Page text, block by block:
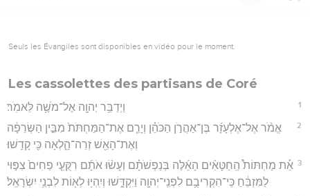
Seuls les Évangiles sont disponibles en vidéo pour le moment.
Les cassolettes des partisans de Coré
1 וַיְדַבֵּ֥ר יְהוָ֖ה אֶל־מֹשֶׁ֥ה לֵּאמֹֽר׃
2
אֱמֹ֨ר אֶל־אֶלְעָזָ֜ר בֶּן־אַהֲרֹ֣ן הַכֹּהֵ֗ן וְיָרֵ֤ם אֶת־הַמַּחְתֹּת֙ מִבֵּ֣ין הַשְּׂרֵפָ֔ה
וְאֶת־הָאֵ֖שׁ זְרֵה־הָ֑לְאָה כִּ֖י קָדֵֽשׁוּ׃
3 אֵ֡ת מַחְתּוֹת֩ הַֽחַטָּאִ֨ים הָאֵ֜לֶּה בְּנַפְשֹׁתָ֗ם וְעָשׂ֨וּ אֹתָ֜ם רִקֻּעֵ֤י פַחִים֙ צִפּ֣וּי
לַמִּזְבֵּ֔חַ כִּֽי־הִקְרִיבֻ֥ם לִפְנֵֽי־יְהוָ֖ה וַיִּקְדָּ֑שׁוּ וְיִֽהְי֥וּ לְא֖וֹת לִבְנֵ֥י יִשְׂרָאֵֽל׃